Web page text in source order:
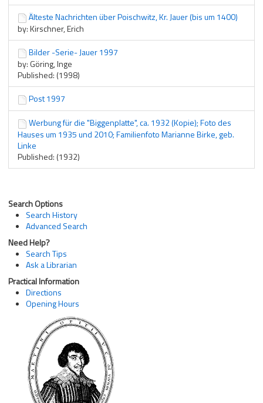
Älteste Nachrichten über Poischwitz, Kr. Jauer (bis um 1400)
by: Kirschner, Erich
Bilder -Serie- Jauer 1997
by: Göring, Inge
Published: (1998)
Post 1997
Werbung für die "Biggenplatte", ca. 1932 (Kopie); Foto des
Hauses um 1935 und 2010; Familienfoto Marianne Birke, geb.
Linke
Published: (1932)
Search Options
Search History
Advanced Search
Need Help?
Search Tips
Ask a Librarian
Practical Information
Directions
Opening Hours